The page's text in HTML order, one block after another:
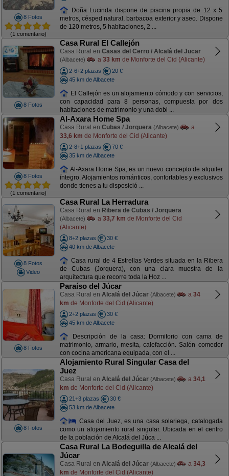
8 Fotos
(1 comentario)
Doña Lucinda dispone de piscina propia de 12 x 5
metros, césped natural, barbacoa exterior y aseo. Dispone
de 120 metros, 5 habitaciones, 2 ...
8 Fotos
Casa Rural El Callejón
Casa Rural en Casas del Cerro / Alcalá del Jucar
(Albacete) a 33 km de Monforte del Cid (Alicante)
2-6+2 plazas
20 €
45 km de Albacete
El Callejón es un alojamiento cómodo y con servicios,
con capacidad para 8 personas, compuesta por dos
habitaciones de matrimonio y una dobl ...
8 Fotos
(1 comentario)
Al-Axara Home Spa
Casa Rural en Cubas / Jorquera (Albacete)
a
33,6 km de Monforte del Cid (Alicante)
2-8+1 plazas
70 €
35 km de Albacete
Al-Axara Home Spa, es un nuevo concepto de alquiler
íntegro. Alojamientos románticos, confortables y exclusivos
donde tienes a tu disposició ...
8 Fotos
Video
Casa Rural La Herradura
Casa Rural en Ribera de Cubas / Jorquera
(Albacete) a 33,7 km de Monforte del Cid
(Alicante)
8+2 plazas
30 €
40 km de Albacete
Casa rural de 4 Estrellas Verdes situada en la Ribera
de Cubas (Jorquera), con una clara muestra de la
arquitectura que recorre toda la Hoz ...
8 Fotos
Paraíso del Júcar
Casa Rural en Alcalá del Júcar (Albacete) a 34
km de Monforte del Cid (Alicante)
2+2 plazas
30 €
45 km de Albacete
Descripción de la casa: Dormitorio con cama de
matrimonio, armario, mesita, calefacción. Salón comedor
con cocina americana equipada, con el ...
8 Fotos
Alojamiento Rural Singular Casa del
Juez
Casa Rural en Alcalá del Júcar (Albacete) a 34,1
km de Monforte del Cid (Alicante)
21+3 plazas
30 €
53 km de Albacete
Casa del Juez, es una casa solariega, catalogada
como un alojamiento rural singular. Ubicada en el centro
de la población de Alcalá del Júca ...
Casa Rural La Bodeguilla de Alcalá del
Júcar
Casa Rural en Alcalá del Júcar (Albacete) a 34,3
km de Monforte del Cid (Alicante)